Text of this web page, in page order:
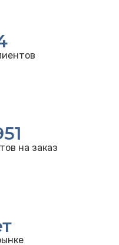
на заказ